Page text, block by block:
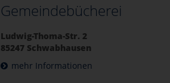
Gemeindebücherei
Ludwig-Thoma-Str. 2
85247 Schwabhausen
mehr Informationen